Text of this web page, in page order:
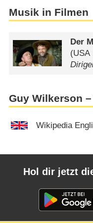
Musik in Filmen
Der
(USA
Guy Wilkerson
Wikipedia
Hol dir jetzt